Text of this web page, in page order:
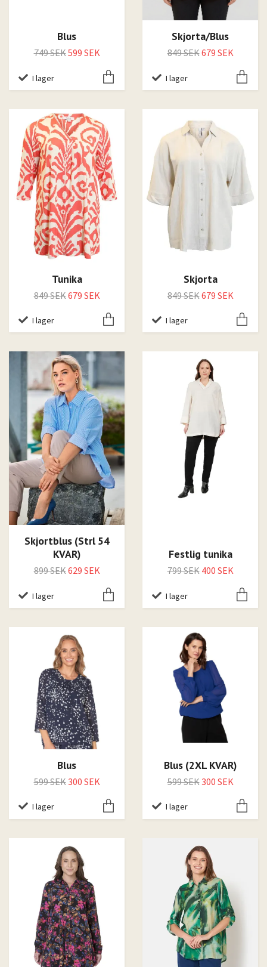
Blus
749 SEK599 SEK
I lager
Skjorta/Blus
849 SEK679 SEK
I lager
Tunika
849 SEK679 SEK
I lager
Skjorta
849 SEK679 SEK
I lager
Skjortblus (Strl 54
KVAR)
899 SEK629 SEK
I lager
Festlig tunika
799 SEK 400 SEK
I lager
Blus
599 SEK300 SEK
I lager
Blus (2XL KVAR)
599 SEK300 SEK
I lager